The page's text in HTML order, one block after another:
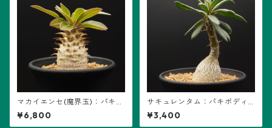
マカイエンセ(魔界玉)：パキポ
ディウム属 (B01)
¥6,800
サキュレンタム：パキポディ
ウム属 (B04)
¥3,400